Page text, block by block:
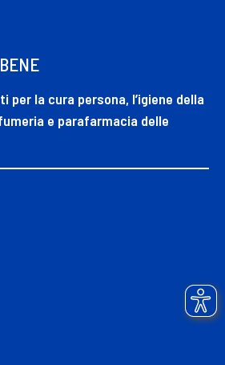
per la cura persona, l’igiene della
e parafarmacia delle